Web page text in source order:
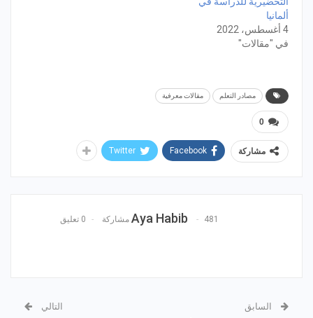
ألمانيا
4 أغسطس، 2022
في "مقالات"
مصادر التعلم مقالات معرفية
0
مشاركة Facebook
Twitter
Aya Habib 481 مشاركة 0 تعليق
السابق التالي